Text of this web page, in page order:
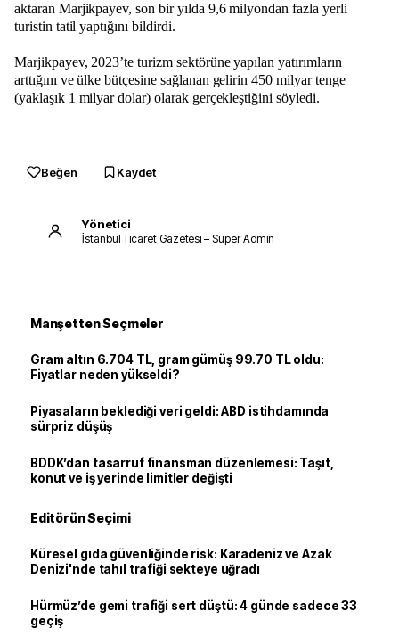
aktaran Marjikpayev, son bir yılda 9,6 milyondan fazla yerli
turistin tatil yaptığını bildirdi.
Marjikpayev, 2023’te turizm sektörüne yapılan yatırımların
arttığını ve ülke bütçesine sağlanan gelirin 450 milyar tenge
(yaklaşık 1 milyar dolar) olarak gerçekleştiğini söyledi.
Beğen Kaydet
Yönetici
İstanbul Ticaret Gazetesi – Süper Admin
Manşetten Seçmeler
Gram altın 6.704 TL, gram gümüş 99.70 TL oldu:
Fiyatlar neden yükseldi?
Piyasaların beklediği veri geldi: ABD istihdamında
sürpriz düşüş
BDDK’dan tasarruf finansman düzenlemesi: Taşıt,
konut ve iş yerinde limitler değişti
Editörün Seçimi
Küresel gıda güvenliğinde risk: Karadeniz ve Azak
Denizi'nde tahıl trafiği sekteye uğradı
Hürmüz’de gemi trafiği sert düştü: 4 günde sadece 33
geçiş